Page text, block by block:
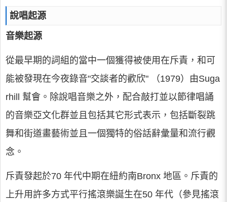
說唱起源
音樂起源
從最早期的詞組的當中一個獲得被使用在斥責，和可
能被發現在今夜錄音"交談者的歡欣" （1979）由Suga
rhill 幫會。除說唱音樂之外，配合敲打並以節律唱誦
的音樂亞文化群並且包括其它形式表示，包括斷裂跳
舞和街道畫藝術並且一個獨特的俗話辭彙量和流行觀
念。
斥責發起於70 年代中期在紐約南Bronx 地區。斥責的
上升用許多方式平行搖滾樂誕生在50 年代（參見搖滾